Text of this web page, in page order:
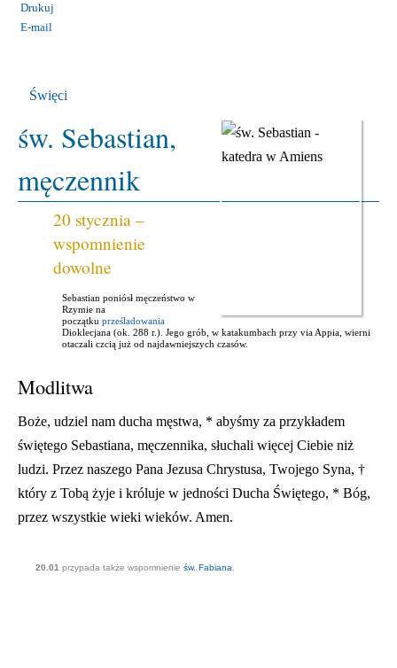
Drukuj
E-mail
Święci
św. Sebastian,
męczennik
20 stycznia –
wspomnienie
dowolne
Sebastian poniósł męczeństwo w
Rzymie na
początku prześladowania
Dioklecjana (ok. 288 r.). Jego grób, w katakumbach przy via Appia, wierni
otaczali czcią już od najdawniejszych czasów.
Modlitwa
Boże, udziel nam ducha męstwa, * abyśmy za przykładem
świętego Sebastiana, męczennika, słuchali więcej Ciebie niż
ludzi. Przez naszego Pana Jezusa Chrystusa, Twojego Syna, †
który z Tobą żyje i króluje w jedności Ducha Świętego, * Bóg,
przez wszystkie wieki wieków. Amen.
20.01 przypada także wspomnienie św. Fabiana